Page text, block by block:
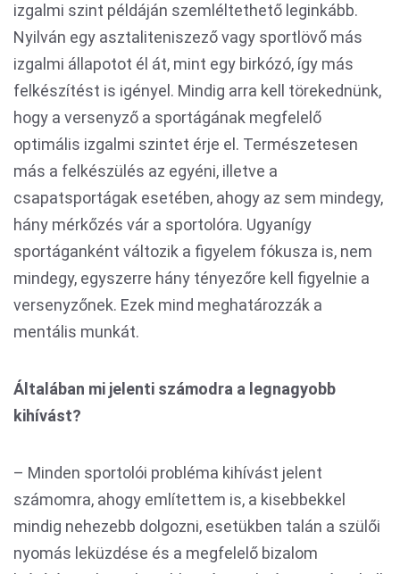
izgalmi szint példáján szemléltethető leginkább.
Nyilván egy asztaliteniszező vagy sportlövő más
izgalmi állapotot él át, mint egy birkózó, így más
felkészítést is igényel. Mindig arra kell törekednünk,
hogy a versenyző a sportágának megfelelő
optimális izgalmi szintet érje el. Természetesen
más a felkészülés az egyéni, illetve a
csapatsportágak esetében, ahogy az sem mindegy,
hány mérkőzés vár a sportolóra. Ugyanígy
sportáganként változik a figyelem fókusza is, nem
mindegy, egyszerre hány tényezőre kell figyelnie a
versenyzőnek. Ezek mind meghatározzák a
mentális munkát.
Általában mi jelenti számodra a legnagyobb
kihívást?
– Minden sportolói probléma kihívást jelent
számomra, ahogy említettem is, a kisebbekkel
mindig nehezebb dolgozni, esetükben talán a szülői
nyomás leküzdése és a megfelelő bizalom